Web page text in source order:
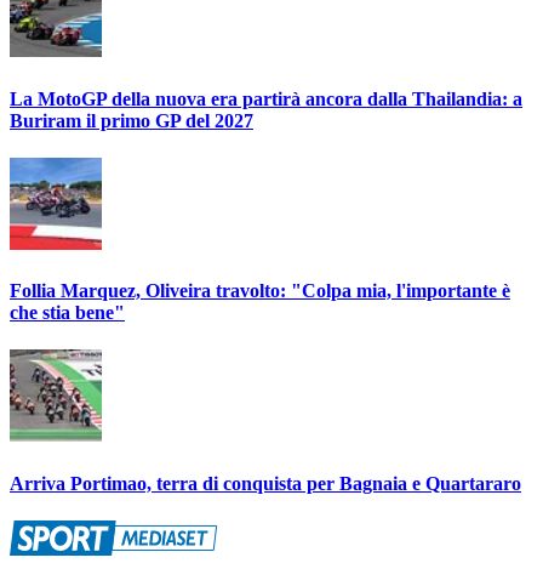
La MotoGP della nuova era partirà ancora dalla Thailandia: a
Buriram il primo GP del 2027
Follia Marquez, Oliveira travolto: "Colpa mia, l'importante è
che stia bene"
Arriva Portimao, terra di conquista per Bagnaia e Quartararo